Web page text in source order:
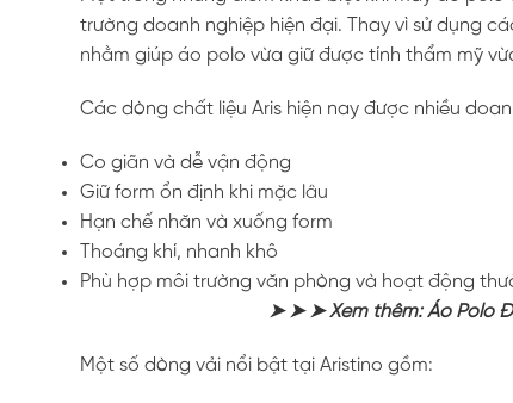
trường doanh nghiệp hiện đại. Thay vì sử dụng
nhằm giúp áo polo vừa giữ được tính thẩm mỹ
Các dòng chất liệu Aris hiện nay được nhiều
Co giãn và dễ vận động
Giữ form ổn định khi mặc lâu
Hạn chế nhăn và xuống form
Thoáng khí, nhanh khô
Phù hợp môi trường văn phòng và hoạt động
➤ ➤ ➤ Xem thêm: Áo Polo
Một số dòng vải nổi bật tại Aristino gồm: